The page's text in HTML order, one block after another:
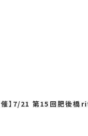
催】7/21 第15回肥後